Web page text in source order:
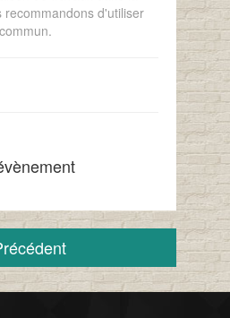
recommandons d'utiliser